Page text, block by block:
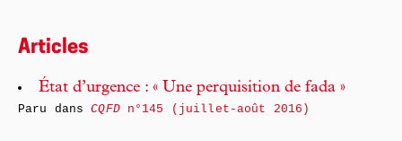
Articles
État d’urgence : « Une perquisition de fada »
Paru dansCQFDn°145 (juillet-août 2016)